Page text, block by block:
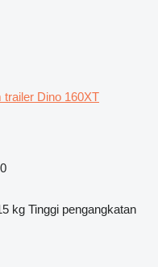
trailer Dino 160XT
kg Tinggi pengangkatan